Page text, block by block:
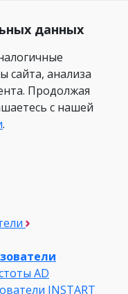
данных
сайта, анализа
Продолжая
с нашей
.
AD
INSTART